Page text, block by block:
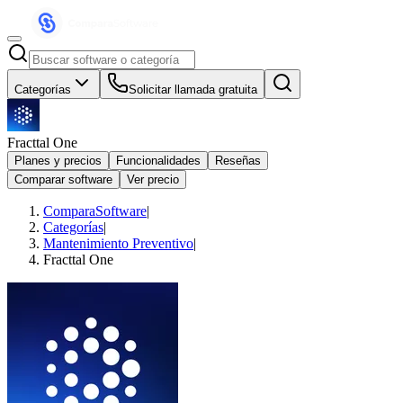
Categorías Solicitar llamada gratuita
Fracttal One
Planes y precios Funcionalidades
Reseñas
Comparar software
Ver precio
ComparaSoftware|
Categorías|
Mantenimiento Preventivo|
Fracttal One